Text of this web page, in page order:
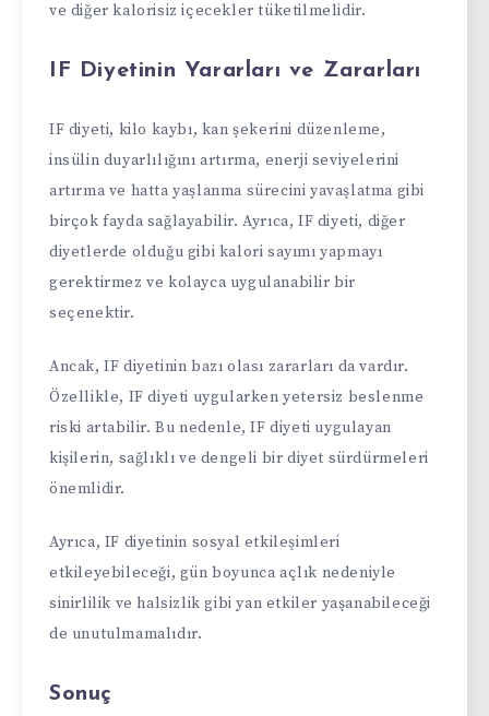
ve diğer kalorisiz içecekler tüketilmelidir.
IF Diyetinin Yararları ve Zararları
IF diyeti, kilo kaybı, kan şekerini düzenleme,
insülin duyarlılığını artırma, enerji seviyelerini
artırma ve hatta yaşlanma sürecini yavaşlatma gibi
birçok fayda sağlayabilir. Ayrıca, IF diyeti, diğer
diyetlerde olduğu gibi kalori sayımı yapmayı
gerektirmez ve kolayca uygulanabilir bir
seçenektir.
Ancak, IF diyetinin bazı olası zararları da vardır.
Özellikle, IF diyeti uygularken yetersiz beslenme
riski artabilir. Bu nedenle, IF diyeti uygulayan
kişilerin, sağlıklı ve dengeli bir diyet sürdürmeleri
önemlidir.
Ayrıca, IF diyetinin sosyal etkileşimleri
etkileyebileceği, gün boyunca açlık nedeniyle
sinirlilik ve halsizlik gibi yan etkiler yaşanabileceği
de unutulmamalıdır.
Sonuç